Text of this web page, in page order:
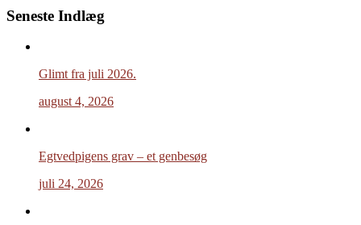
Seneste Indlæg
Glimt fra juli 2026.
august 4, 2026
Egtvedpigens grav – et genbesøg
juli 24, 2026